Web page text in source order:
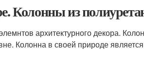
Колонны из
архитектурного декора.
Колонна в своей природе